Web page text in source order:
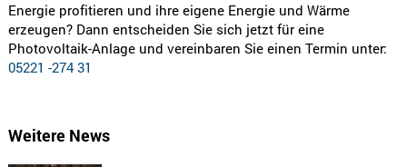
Energie profitieren und ihre eigene Energie und Wärme
erzeugen? Dann entscheiden Sie sich jetzt für eine
Photovoltaik-Anlage und vereinbaren Sie einen Termin unter:
05221 -274 31
Weitere News